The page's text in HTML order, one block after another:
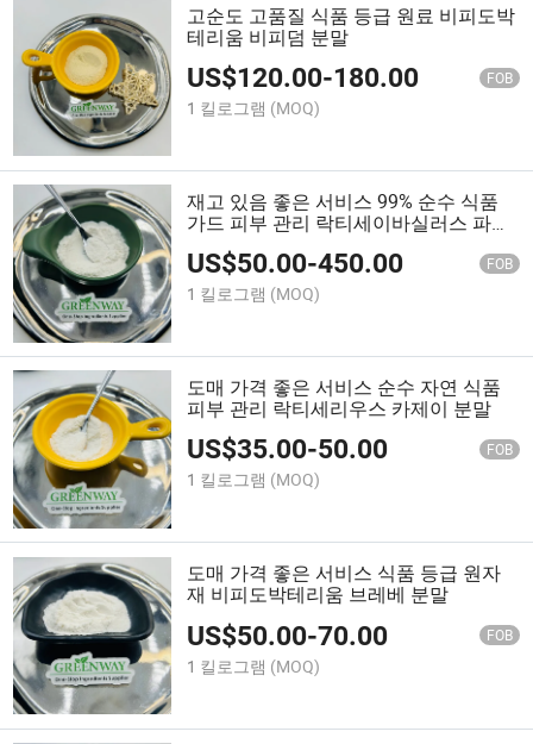
고순도 고품질 식품 등급 원료 비피도박
테리움 비피덤 분말
US$120.00-180.00 FOB
1 킬로그램 (MOQ)
재고 있음 좋은 서비스 99% 순수 식품
가드 피부 관리 락티세이바실러스 파라
카세이 분말
US$50.00-450.00 FOB
1 킬로그램 (MOQ)
도매 가격 좋은 서비스 순수 자연 식품
피부 관리 락티세리우스 카제이 분말
US$35.00-50.00 FOB
1 킬로그램 (MOQ)
도매 가격 좋은 서비스 식품 등급 원자
재 비피도박테리움 브레베 분말
US$50.00-70.00 FOB
1 킬로그램 (MOQ)